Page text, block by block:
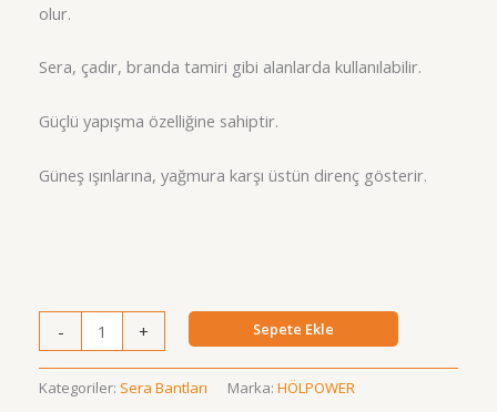
olur.
Sera, çadır, branda tamiri gibi alanlarda kullanılabilir.
Güçlü yapışma özelliğine sahiptir.
Güneş ışınlarına, yağmura karşı üstün direnç gösterir.
-
Tamir
Bandı
5x25
+ Sepete Ekle
Kategoriler: Sera Bantları Marka: HÖLPOWER